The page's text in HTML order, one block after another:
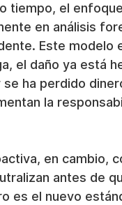
tiempo, el
en análisis
Este modelo
el daño ya está
ha perdido
la
en cambio,
antes de
es el nuevo